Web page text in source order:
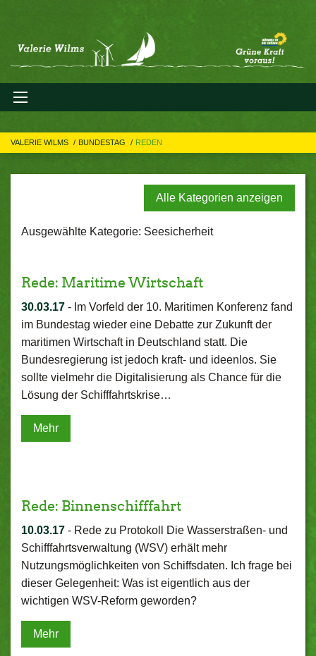
VALERIE WILMS BUNDESTAG REDEN
Alle Kategorien anzeigen
Ausgewählte Kategorie: Seesicherheit
Rede: Maritime Wirtschaft
30.03.17 - Im Vorfeld der 10. Maritimen Konferenz fand
im Bundestag wieder eine Debatte zur Zukunft der
maritimen Wirtschaft in Deutschland statt. Die
Bundesregierung ist jedoch kraft- und ideenlos. Sie
sollte vielmehr die Digitalisierung als Chance für die
Lösung der Schifffahrtskrise…
Mehr
Rede: Binnenschifffahrt
10.03.17 - Rede zu Protokoll Die Wasserstraßen- und
Schifffahrtsverwaltung (WSV) erhält mehr
Nutzungsmöglichkeiten von Schiffsdaten. Ich frage bei
dieser Gelegenheit: Was ist eigentlich aus der
wichtigen WSV-Reform geworden?
Mehr